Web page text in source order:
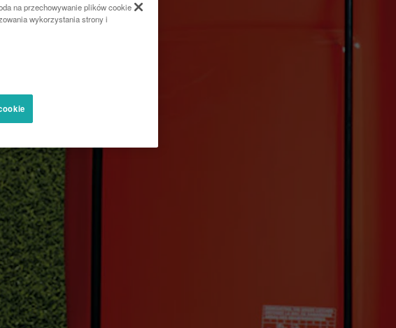
na przechowywanie plików cookie
wykorzystania strony i